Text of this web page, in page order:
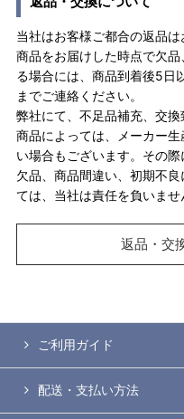
当社はお客様ご都合の返品は
商品をお届けした時点で欠
る場合には、商品到着後5日
までご連絡ください。
弊社にて、不足品補充、交換
商品によっては、メーカー
い場合もございます。その際
欠品、商品間違い、初期不
ては、当社は責任を負いませ
返品・交
ご利用ガイド
配送・支払い方法